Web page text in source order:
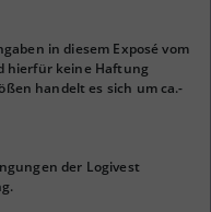
in diesem Exposé vom
hierfür keine Haftung
handelt es sich um ca.-
der Logivest